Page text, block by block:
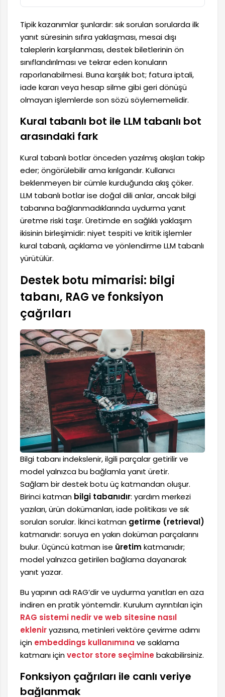
Tipik kazanımlar şunlardır: sık sorulan sorularda ilk
yanıt süresinin sıfıra yaklaşması, mesai dışı
taleplerin karşılanması, destek biletlerinin ön
sınıflandırılması ve tekrar eden konuların
raporlanabilmesi. Buna karşılık bot; fatura iptali,
iade kararı veya hesap silme gibi geri dönüşü
olmayan işlemlerde son sözü söylememelidir.
Kural tabanlı bot ile LLM tabanlı bot
arasındaki fark
Kural tabanlı botlar önceden yazılmış akışları takip
eder; öngörülebilir ama kırılgandır. Kullanıcı
beklenmeyen bir cümle kurduğunda akış çöker.
LLM tabanlı botlar ise doğal dili anlar, ancak bilgi
tabanına bağlanmadıklarında uydurma yanıt
üretme riski taşır. Üretimde en sağlıklı yaklaşım
ikisinin birleşimidir: niyet tespiti ve kritik işlemler
kural tabanlı, açıklama ve yönlendirme LLM tabanlı
yürütülür.
Destek botu mimarisi: bilgi
tabanı, RAG ve fonksiyon
çağrıları
Bilgi tabanı indekslenir, ilgili parçalar getirilir ve
model yalnızca bu bağlamla yanıt üretir.
Sağlam bir destek botu üç katmandan oluşur.
Birinci katman bilgi tabanıdır: yardım merkezi
yazıları, ürün dokümanları, iade politikası ve sık
sorulan sorular. İkinci katman getirme (retrieval)
katmanıdır: soruya en yakın doküman parçalarını
bulur. Üçüncü katman ise üretim katmanıdır;
model yalnızca getirilen bağlama dayanarak
yanıt yazar.
Bu yapının adı RAG’dir ve uydurma yanıtları en aza
indiren en pratik yöntemdir. Kurulum ayrıntıları için
RAG sistemi nedir ve web sitesine nasıl
ekleniryazısına, metinleri vektöre çevirme adımı
için embeddings kullanımına ve saklama
katmanı içinvector store seçiminebakabilirsiniz.
Fonksiyon çağrıları ile canlı veriye
bağlanmak